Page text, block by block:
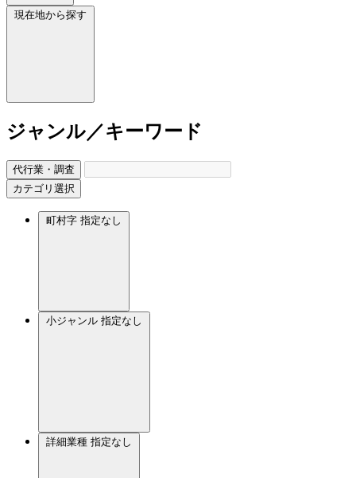
現在地から探す
ジャンル／キーワード
代行業・調査
カテゴリ選択
町村字 指定なし
小ジャンル 指定なし
詳細業種 指定なし